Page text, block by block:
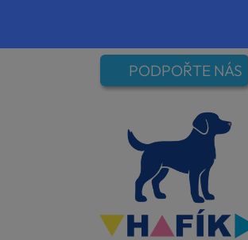
PODPOŘTE NÁS